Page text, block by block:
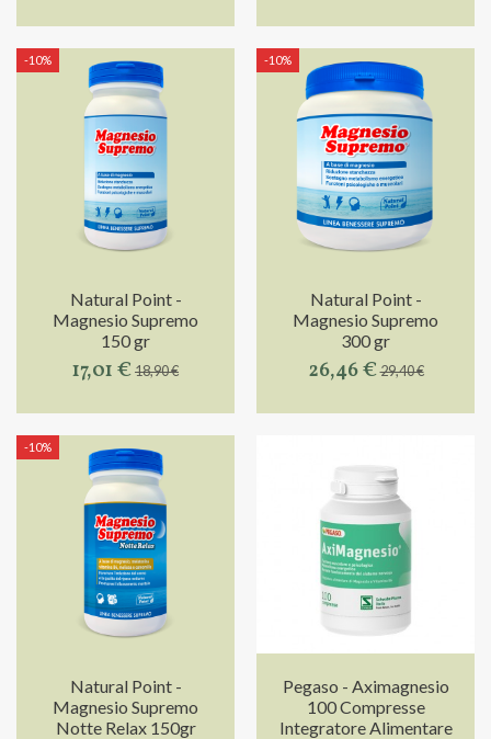
-10%
Natural Point -
Magnesio Supremo
150 gr
17,01 €18,90 €
-10%
Natural Point -
Magnesio Supremo
300 gr
26,46 €29,40 €
-10%
Natural Point -
Magnesio Supremo
Notte Relax 150gr
Pegaso - Aximagnesio
100 Compresse
Integratore Alimentare